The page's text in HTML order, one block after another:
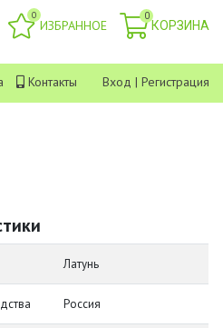
0
ИЗБРАННОЕ
0
КОРЗИНА
Контакты Вход | Регистрация
Латунь
Россия